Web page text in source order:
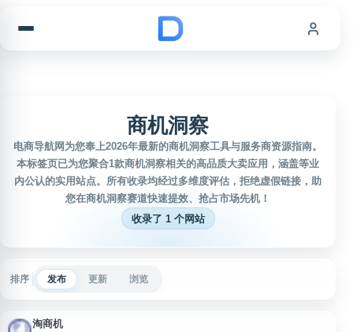
商机洞察
电商导航网为您奉上2026年最新的商机洞察工具与服务商资源指南。
本标签页已为您聚合1款商机洞察相关的高品质大卖应用，涵盖等业
内公认的实用站点。所有收录均经过多维度评估，拒绝虚假链接，助
您在商机洞察赛道快速提效、抢占市场先机！
收录了 1 个网站
排序 发布 更新 浏览
淘商机